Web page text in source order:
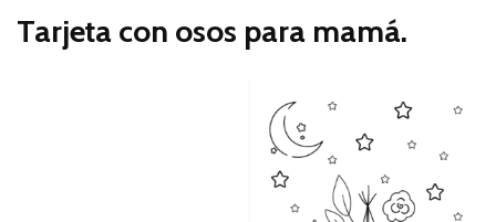
Tarjeta con osos para mamá.